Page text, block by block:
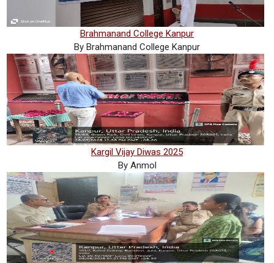
Brahmanand College Kanpur
By Brahmanand College Kanpur
Kargil Vijay Diwas 2025
By Anmol